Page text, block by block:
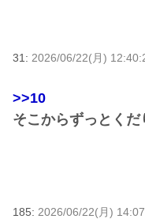
31: 2026/06/22(月)
>>10
そこからずっとく
185: 2026/06/22(月)